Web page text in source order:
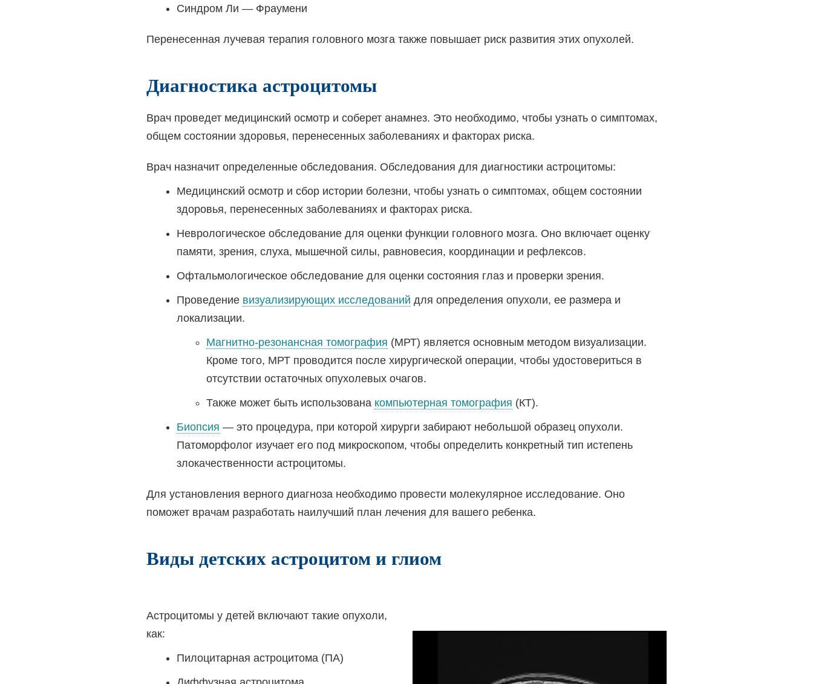
Синдром Ли — Фраумени
Перенесенная лучевая терапия головного мозга также повышает риск развития этих опухолей.
Диагностика астроцитомы
Врач проведет медицинский осмотр и соберет анамнез. Это необходимо, чтобы узнать о симптомах,
общем состоянии здоровья, перенесенных заболеваниях и факторах риска.
Врач назначит определенные обследования. Обследования для диагностики астроцитомы:
Медицинский осмотр и сбор истории болезни, чтобы узнать о симптомах, общем состоянии
здоровья, перенесенных заболеваниях и факторах риска.
Неврологическое обследование для оценки функции головного мозга. Оно включает оценку
памяти, зрения, слуха, мышечной силы, равновесия, координации и рефлексов.
Офтальмологическое обследование для оценки состояния глаз и проверки зрения.
Проведение визуализирующих исследований для определения опухоли, ее размера и
локализации.
Магнитно-резонансная томография (МРТ) является основным методом визуализации.
Кроме того, МРТ проводится после хирургической операции, чтобы удостовериться в
отсутствии остаточных опухолевых очагов.
Также может быть использована компьютерная томография (КТ).
Биопсия — это процедура, при которой хирурги забирают небольшой образец опухоли.
Патоморфолог изучает его под микроскопом, чтобы определить конкретный тип истепень
злокачественности астроцитомы.
Для установления верного диагноза необходимо провести молекулярное исследование. Оно
поможет врачам разработать наилучший план лечения для вашего ребенка.
Виды детских астроцитом и глиом
Астроцитомы у детей включают такие опухоли,
как:
Пилоцитарная астроцитома (ПА)